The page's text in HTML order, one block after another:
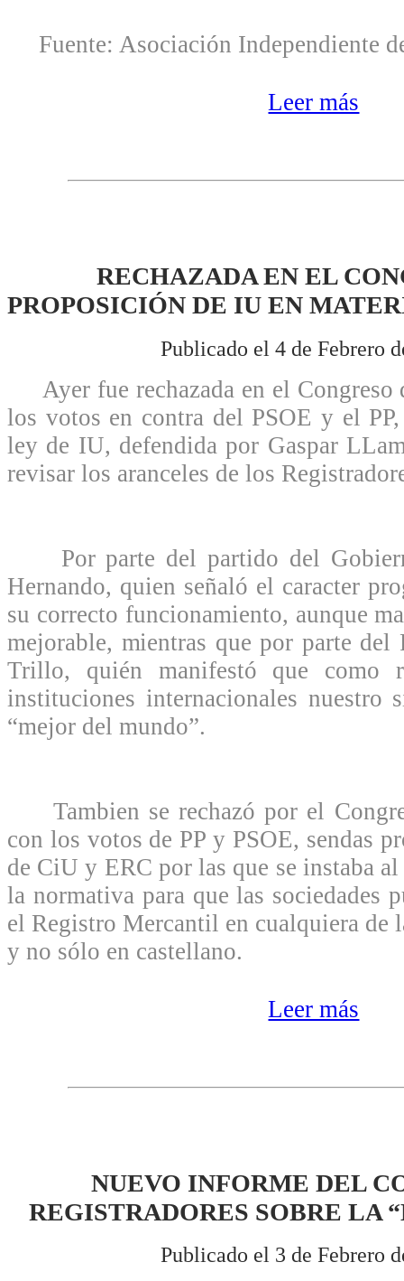
Fuente: Asociación Independiente
Leer más
RECHAZADA EN EL
PROPOSICIÓN DE IU EN
Publicado el 4 de Febrero
Ayer fue rechazada en el Congreso
los votos en contra del PSOE y el
ley de IU, defendida por Gaspar
revisar los aranceles de los
Por parte del partido del
Hernando, quien señaló el caracter
su correcto funcionamiento, aunque
mejorable, mientras que por parte del
Trillo, quién manifestó que como
instituciones internacionales nuestro
“mejor del mundo”.
Tambien se rechazó por el
con los votos de PP y PSOE, sendas
de CiU y ERC por las que se instaba
la normativa para que las sociedades
el Registro Mercantil en cualquiera de
y no sólo en castellano.
Leer más
NUEVO INFORME DEL
REGISTRADORES SOBRE LA
Publicado el 3 de Febrero